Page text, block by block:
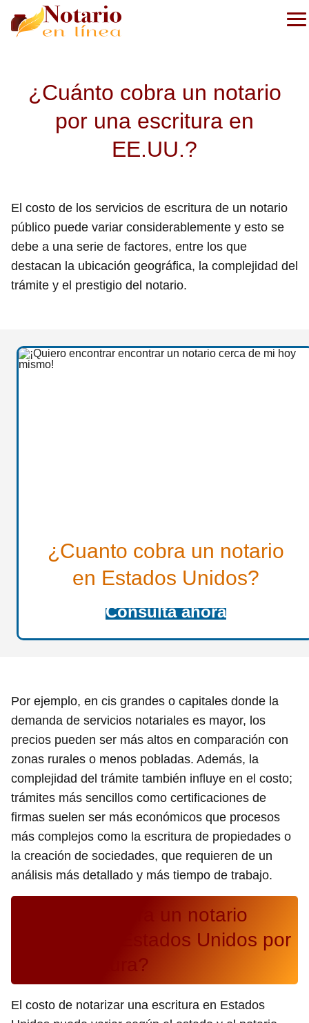
¿Cuánto cobra un notario
por una escritura en
EE.UU.?
El costo de los servicios de escritura de un notario
público puede variar considerablemente y esto se
debe a una serie de factores, entre los que
destacan la ubicación geográfica, la complejidad del
trámite y el prestigio del notario.
¿Cuanto cobra un notario
en Estados Unidos?
Consulta ahora
Por ejemplo, en cis grandes o capitales donde la
demanda de servicios notariales es mayor, los
precios pueden ser más altos en comparación con
zonas rurales o menos pobladas. Además, la
complejidad del trámite también influye en el costo;
trámites más sencillos como certificaciones de
firmas suelen ser más económicos que procesos
más complejos como la escritura de propiedades o
la creación de sociedades, que requieren de un
análisis más detallado y más tiempo de trabajo.
¿Cuánto cobra un notario
público en Estados Unidos por
una escritura?
El costo de notarizar una escritura en Estados